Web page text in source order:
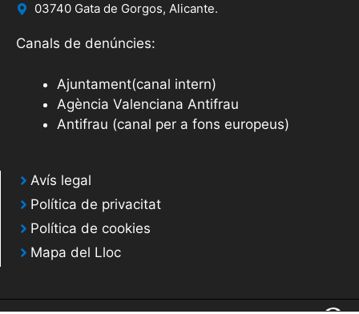
03740 Gata de Gorgos, Alicante.
Canals de denúncies:
Ajuntament(canal intern)
Agència Valenciana Antifrau
Antifrau (canal per a fons europeus)
Avís legal
Política de privacitat
Política de cookies
Mapa del Lloc